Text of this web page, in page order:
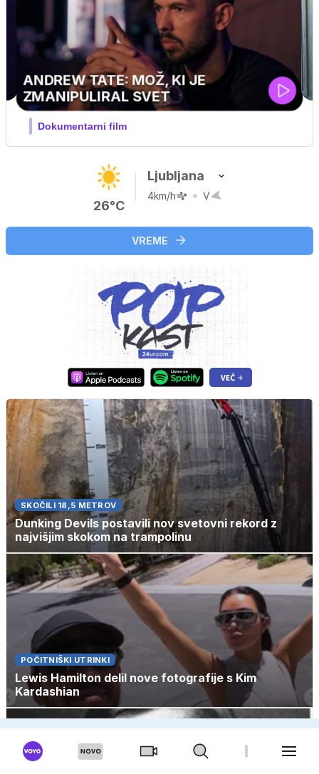
MOJ PRIJATELJ PINGVIN
Film meseca / družinski, pustolovski
26°C
Ljubljana
4km/h V
VREME
SKOČILI 18,5 METROV
Dunking Devils postavili nov svetovni rekord z
najvišjim skokom na trampolinu
POČITNIŠKI UTRINKI
Lewis Hamilton delil nove fotografije s Kim
Kardashian